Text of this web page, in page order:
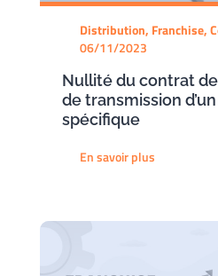
Distribution, Franchise,
06/11/2023
Nullité du contrat
de transmission
spécifique
En savoir plus